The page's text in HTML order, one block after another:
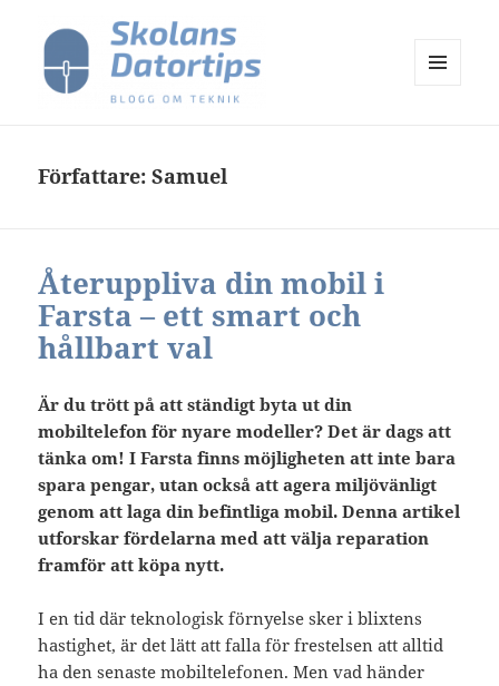
Författare:Samuel
Återuppliva din mobil i
Farsta – ett smart och
hållbart val
Är du trött på att ständigt byta ut din
mobiltelefon för nyare modeller? Det är dags att
tänka om! I Farsta finns möjligheten att inte bara
spara pengar, utan också att agera miljövänligt
genom att laga din befintliga mobil. Denna artikel
utforskar fördelarna med att välja reparation
framför att köpa nytt.
I en tid där teknologisk förnyelse sker i blixtens
hastighet, är det lätt att falla för frestelsen att alltid
ha den senaste mobiltelefonen. Men vad händer